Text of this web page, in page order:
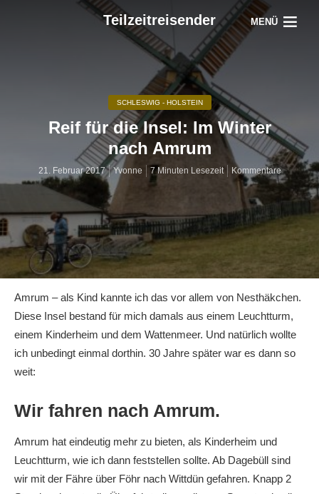
Teilzeitreisender MENÜ
SCHLESWIG - HOLSTEIN
Reif für die Insel: Im Winter
nach Amrum
21. Februar 2017 Yvonne 7 Minuten Lesezeit Kommentare
Amrum – als Kind kannte ich das vor allem von Nesthäkchen.
Diese Insel bestand für mich damals aus einem Leuchtturm,
einem Kinderheim und dem Wattenmeer. Und natürlich wollte
ich unbedingt einmal dorthin. 30 Jahre später war es dann so
weit:
Wir fahren nach Amrum.
Amrum hat eindeutig mehr zu bieten, als Kinderheim und
Leuchtturm, wie ich dann feststellen sollte. Ab Dagebüll sind
wir mit der Fähre über Föhr nach Wittdün gefahren. Knapp 2